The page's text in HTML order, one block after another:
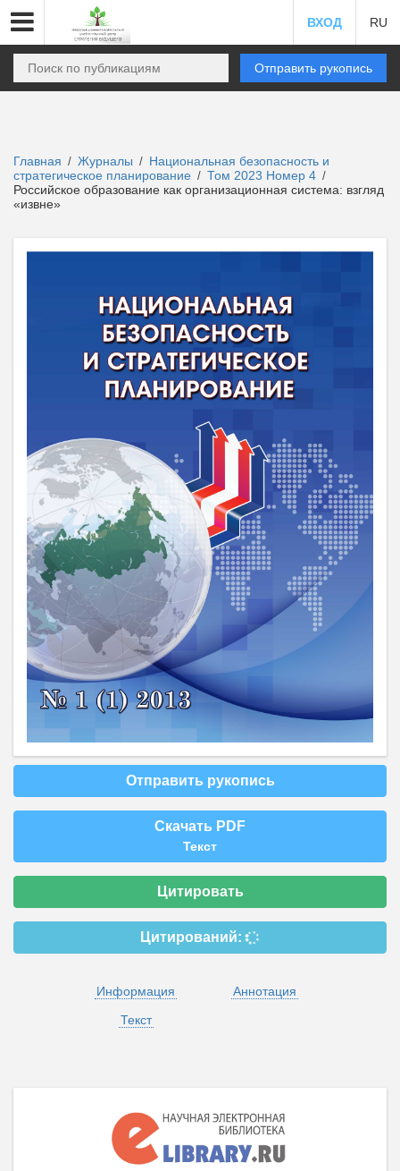
ВХОД RU
Отправить рукопись
Главная / Журналы / Национальная безопасность и
стратегическое планирование / Том 2023 Номер 4 /
Российское образование как организационная система: взгляд
«извне»
Отправить рукопись
Скачать PDF
Текст
Цитировать
Цитирований:
Информация
Аннотация
Текст